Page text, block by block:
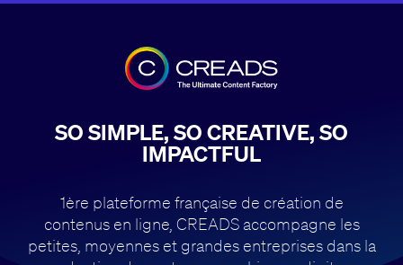
SO SIMPLE, SO CREATIVE, SO
IMPACTFUL
1ère plateforme française de création de
contenus en ligne, CREADS accompagne les
petites, moyennes et grandes entreprises dans la